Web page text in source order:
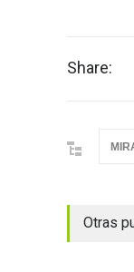
Share:
Otras